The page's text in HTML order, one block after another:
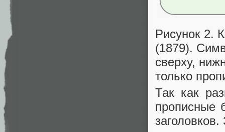
Рисунок 2.
(1879).
сверху,
только
Так как
прописные